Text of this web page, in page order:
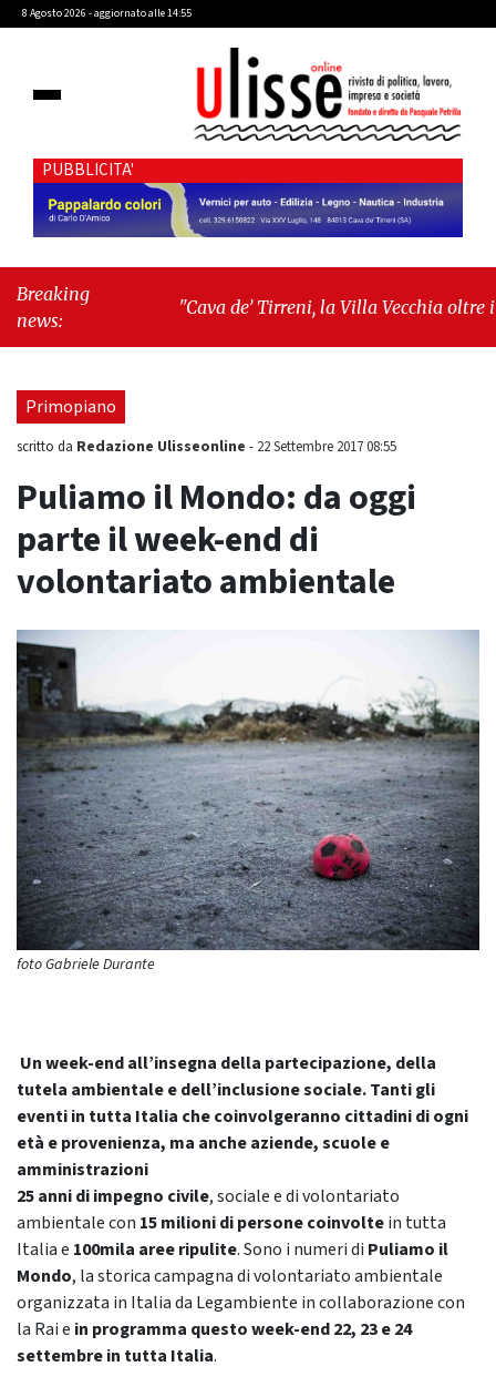
8 Agosto 2026 - aggiornato alle 14:55
PUBBLICITA'
Breaking
news:
"Cava de’ Tirreni, la Villa Vecchia oltre i
seduta consiliare: “Serve chiarezza!”"
Primopiano
scritto da Redazione Ulisseonline - 22 Settembre 2017 08:55
Puliamo il Mondo: da oggi
parte il week-end di
volontariato ambientale
foto Gabriele Durante
Un week-end all’insegna della partecipazione, della
tutela ambientale e dell’inclusione sociale. Tanti gli
eventi in tutta Italia che coinvolgeranno cittadini di ogni
età e provenienza, ma anche aziende, scuole e
amministrazioni
25 anni di impegno civile, sociale e di volontariato
ambientale con 15 milioni di persone coinvoltein tutta
Italia e 100mila aree ripulite. Sono i numeri di Puliamo il
Mondo, la storica campagna di volontariato ambientale
organizzata in Italia da Legambiente in collaborazione con
la Rai e in programma questo week-end 22, 23 e 24
settembre in tutta Italia.